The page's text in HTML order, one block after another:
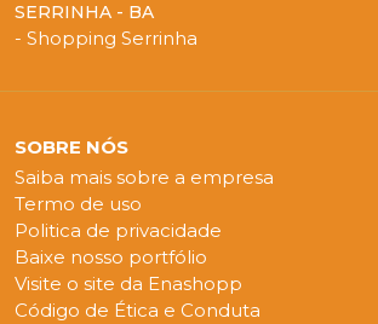
SERRINHA - BA
- Shopping Serrinha
SOBRE NÓS
Saiba mais sobre a empresa
Termo de uso
Politica de privacidade
Baixe nosso portfólio
Visite o site da Enashopp
Código de Ética e Conduta